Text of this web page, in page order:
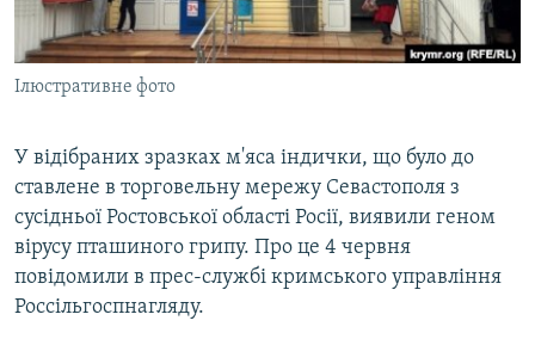
СВІДЧЕННЯ ОКУПАЦІЇ
УКРАЇНСЬКА ПРОБЛЕМА КРИМУ
ІНФОГРАФІКА
Qırımtatar
ДОЛУЧАЙСЯ!
Усі сайти RFE/RL
Ілюстративне фото
У відібраних зразках м'яса індички, що було до
ставлене в торговельну мережу Севастополя з
сусідньої Ростовської області Росії, виявили геном
вірусу пташиного грипу. Про це 4 червня
повідомили в прес-службі кримського управління
Россільгоспнагляду.